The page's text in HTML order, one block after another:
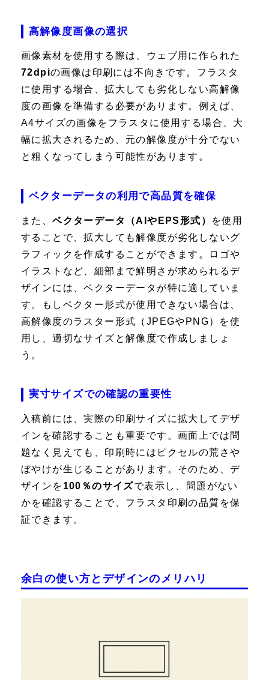
高解像度画像の選択
画像素材を使用する際は、ウェブ用に作られた
72dpiの画像は印刷には不向きです。フラスタ
に使用する場合、拡大しても劣化しない高解像
度の画像を準備する必要があります。例えば、
A4サイズの画像をフラスタに使用する場合、大
幅に拡大されるため、元の解像度が十分でない
と粗くなってしまう可能性があります。
ベクターデータの利用で高品質を確保
また、ベクターデータ（AIやEPS形式）
を使用
することで、拡大しても解像度が劣化しないグ
ラフィックを作成することができます。ロゴや
イラストなど、細部まで鮮明さが求められるデ
ザインには、ベクターデータが特に適していま
す。もしベクター形式が使用できない場合は、
高解像度のラスター形式（JPEGやPNG）を使
用し、適切なサイズと解像度で作成しましょ
う。
実寸サイズでの確認の重要性
入稿前には、実際の印刷サイズに拡大してデザ
インを確認することも重要です。画面上では問
題なく見えても、印刷時にはピクセルの荒さや
ぼやけが生じることがあります。そのため、デ
ザインを 100％のサイズで表示し、問題がない
かを確認することで、フラスタ印刷の品質を保
証できます。
余白の使い方とデザインのメリハリ